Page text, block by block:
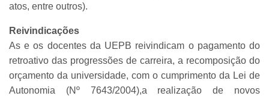
atos, entre outros).
Reivindicações
As e os docentes da UEPB reivindicam o pagamento do
retroativo das progressões de carreira, a recomposição do
orçamento da universidade, com o cumprimento da Lei de
Autonomia (Nº 7643/2004),a realização de novos